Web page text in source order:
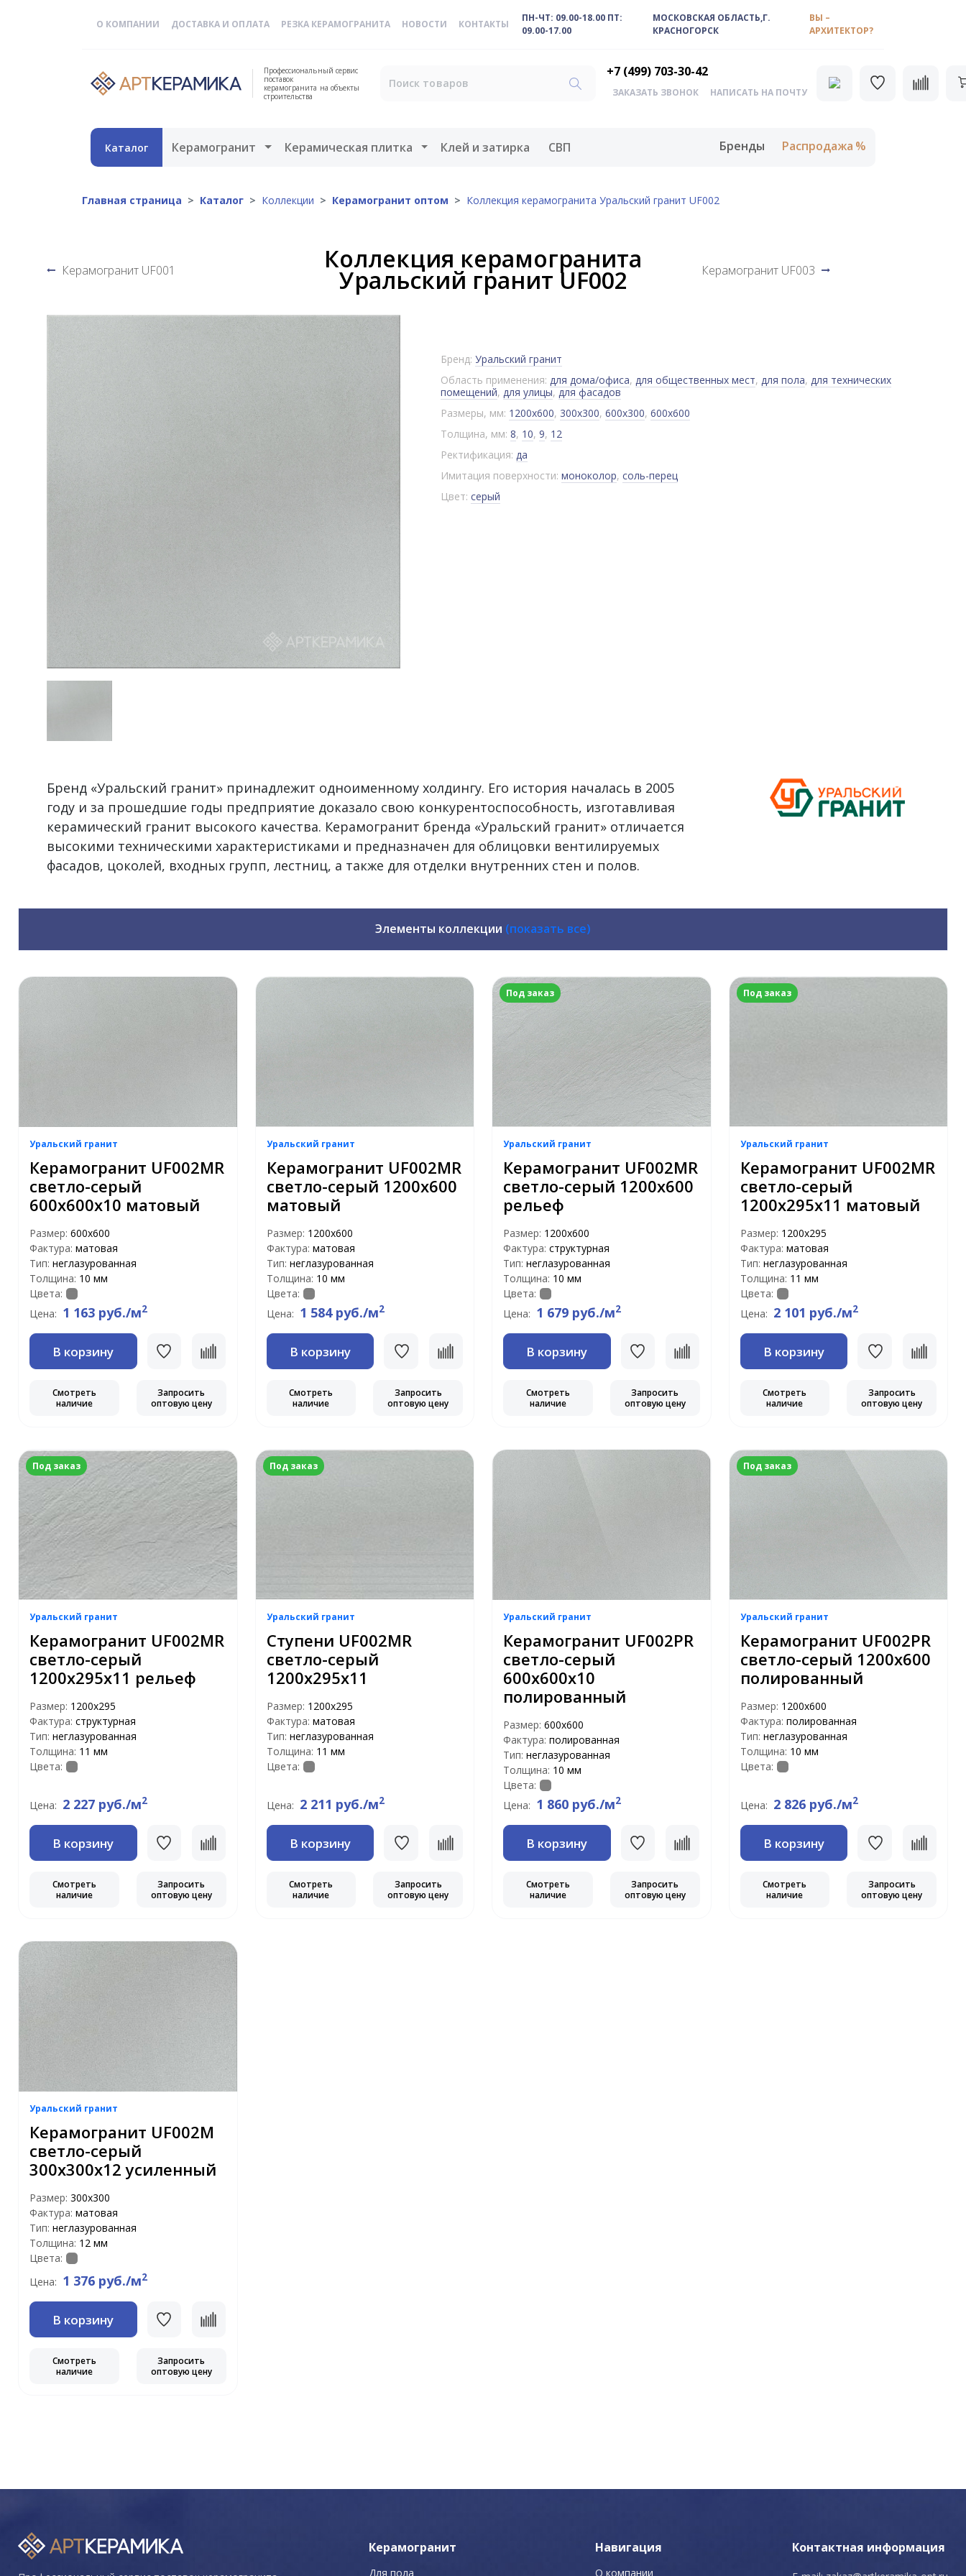
О КОМПАНИИ ДОСТАВКА И ОПЛАТА РЕЗКА КЕРАМОГРАНИТА НОВОСТИ КОНТАКТЫ
ПН-ЧТ: 09.00-18.00 ПТ:
09.00-17.00
МОСКОВСКАЯ ОБЛАСТЬ,Г.
КРАСНОГОРСК
ВЫ –
АРХИТЕКТОР?
Профессиональный сервис
поставок
керамогранита на объекты
строительства
+7 (499) 703-30-42
ЗАКАЗАТЬ ЗВОНОК НАПИСАТЬ НА ПОЧТУ
Каталог Керамогранит Открыть меню
Керамическая плитка Открыть меню
Клей и затирка СВП Бренды Распродажа
Главная страница Каталог Коллекции Керамогранит оптом Коллекция керамогранита Уральский гранит UF002
Керамогранит UF001 Коллекция керамогранита
Уральский гранит UF002 Керамогранит UF003
Бренд: Уральский гранит
Область применения: для дома/офиса, для общественных мест, для пола, для технических
помещений, для улицы,для фасадов
Размеры, мм: 1200x600, 300x300, 600x300, 600x600
Толщина, мм: 8, 10, 9, 12
Ректификация: да
Имитация поверхности: моноколор, соль-перец
Цвет: серый
Бренд «Уральский гранит» принадлежит одноименному холдингу. Его история началась в 2005
году и за прошедшие годы предприятие доказало свою конкурентоспособность, изготавливая
керамический гранит высокого качества. Керамогранит бренда «Уральский гранит» отличается
высокими техническими характеристиками и предназначен для облицовки вентилируемых
фасадов, цоколей, входных групп, лестниц, а также для отделки внутренних стен и полов.
Элементы коллекции (показать все)
Уральский гранит
Керамогранит UF002MR
светло-серый
600х600х10 матовый
Размер: 600х600
Фактура: матовая
Тип: неглазурованная
Толщина: 10 мм
Цвета:
Цена: 1 163 руб./м2
В корзину
Смотреть
наличие
Запросить
оптовую цену
Уральский гранит
Керамогранит UF002MR
светло-серый 1200х600
матовый
Размер: 1200х600
Фактура: матовая
Тип: неглазурованная
Толщина: 10 мм
Цвета:
Цена: 1 584 руб./м2
В корзину
Смотреть
наличие
Запросить
оптовую цену
Под заказ
Уральский гранит
Керамогранит UF002MR
светло-серый 1200х600
рельеф
Размер: 1200х600
Фактура: структурная
Тип: неглазурованная
Толщина: 10 мм
Цвета:
Цена: 1 679 руб./м2
В корзину
Смотреть
наличие
Запросить
оптовую цену
Под заказ
Уральский гранит
Керамогранит UF002MR
светло-серый
1200х295х11 матовый
Размер: 1200х295
Фактура: матовая
Тип: неглазурованная
Толщина: 11 мм
Цвета:
Цена: 2 101 руб./м2
В корзину
Смотреть
наличие
Запросить
оптовую цену
Под заказ
Уральский гранит
Керамогранит UF002MR
светло-серый
1200х295х11 рельеф
Размер: 1200х295
Фактура: структурная
Тип: неглазурованная
Толщина: 11 мм
Цвета:
Цена: 2 227 руб./м2
В корзину
Смотреть
наличие
Запросить
оптовую цену
Под заказ
Уральский гранит
Ступени UF002MR
светло-серый
1200х295х11
Размер: 1200х295
Фактура: матовая
Тип: неглазурованная
Толщина: 11 мм
Цвета:
Цена: 2 211 руб./м2
В корзину
Смотреть
наличие
Запросить
оптовую цену
Уральский гранит
Керамогранит UF002PR
светло-серый
600х600х10
полированный
Размер: 600х600
Фактура: полированная
Тип: неглазурованная
Толщина: 10 мм
Цвета:
Цена: 1 860 руб./м2
В корзину
Смотреть
наличие
Запросить
оптовую цену
Под заказ
Уральский гранит
Керамогранит UF002PR
светло-серый 1200х600
полированный
Размер: 1200х600
Фактура: полированная
Тип: неглазурованная
Толщина: 10 мм
Цвета:
Цена: 2 826 руб./м2
В корзину
Смотреть
наличие
Запросить
оптовую цену
Уральский гранит
Керамогранит UF002M
светло-серый
300х300х12 усиленный
Размер: 300х300
Фактура: матовая
Тип: неглазурованная
Толщина: 12 мм
Цвета:
Цена: 1 376 руб./м2
В корзину
Смотреть
наличие
Запросить
оптовую цену
Керамогранит
Для пола
Навигация
О компании
Контактная информация